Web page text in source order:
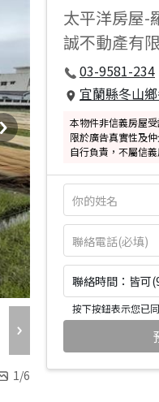
1/6
太平洋房屋-
誠不動產有
03-9581-234
宜蘭縣冬山
本物件非信義房屋
限於廣告真實性及
自行負責，不屬信
聯絡時間：皆可
按下按鈕表示您已